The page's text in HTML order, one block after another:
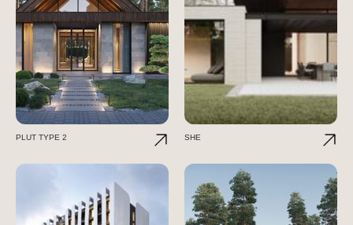
PLUT TYPE 2 SHE